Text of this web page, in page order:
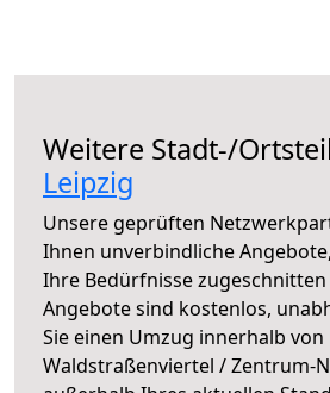
Weitere Stadt-/
Leipzig
Unsere geprüften
Ihnen unverbindliche
Ihre Bedürfnisse zugeschnitten
Angebote sind kostenlos,
Sie einen Umzug innerhalb von
Waldstraßenviertel / Zentrum-